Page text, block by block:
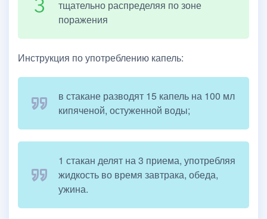
тщательно распределяя по зоне
поражения
Инструкция по употреблению капель:
в стакане разводят 15 капель на 100 мл
кипяченой, остуженной воды;
1 стакан делят на 3 приема, употребляя
жидкость во время завтрака, обеда,
ужина.